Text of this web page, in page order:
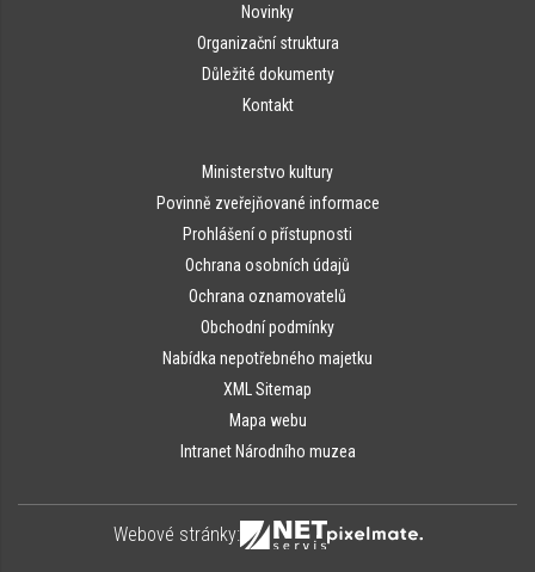
Novinky
Organizační struktura
Důležité dokumenty
Kontakt
Ministerstvo kultury
Povinně zveřejňované informace
Prohlášení o přístupnosti
Ochrana osobních údajů
Ochrana oznamovatelů
Obchodní podmínky
Nabídka nepotřebného majetku
XML Sitemap
Mapa webu
Intranet Národního muzea
Webové stránky: